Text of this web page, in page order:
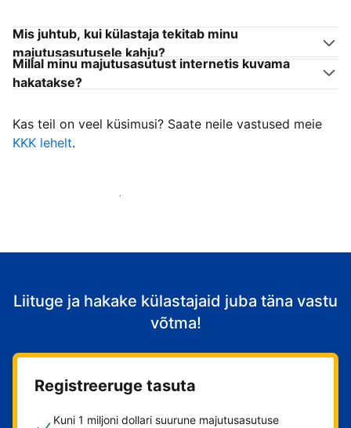
Mis juhtub, kui külastaja tekitab minu
majutusasutusele kahju?
Millal minu majutusasutust internetis kuvama
hakatakse?
Kas teil on veel küsimusi? Saate neile vastused meie
KKK lehelt.
Alusta külastajate vastuvõtmist
Liituge ja hakake külastajaid juba täna vastu
võtma!
Registreeruge tasuta
Kuni 1 miljoni dollari suurune majutusasutuse